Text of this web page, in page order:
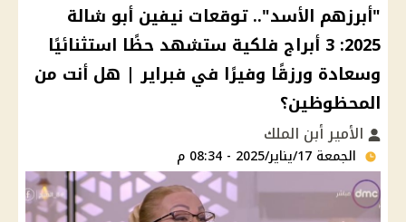
"أبرزهم الأسد".. توقعات نيفين أبو شالة
2025: 3 أبراج فلكية ستشهد حظًا استثنائيًا
وسعادة ورزقًا وفيرًا في فبراير | هل أنت من
المحظوظين؟
الأمير أبن الملك
الجمعة 17/يناير/2025 - 08:34 م